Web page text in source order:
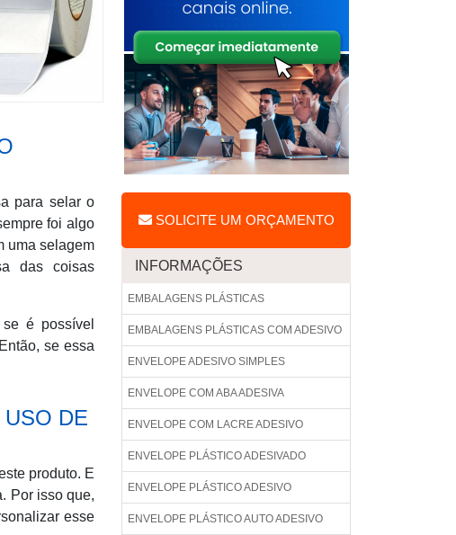
para selar o
foi algo
uma selagem
das coisas
é possível
se essa
DE
produto. E
Por isso que,
esse
SOLICITE UM ORÇAMENTO
INFORMAÇÕES
EMBALAGENS PLÁSTICAS
EMBALAGENS PLÁSTICAS COM ADESIVO
ENVELOPE ADESIVO SIMPLES
ENVELOPE COM ABA ADESIVA
ENVELOPE COM LACRE ADESIVO
ENVELOPE PLÁSTICO ADESIVADO
ENVELOPE PLÁSTICO ADESIVO
ENVELOPE PLÁSTICO AUTO ADESIVO